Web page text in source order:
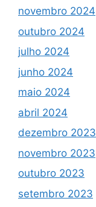
novembro 2024
outubro 2024
julho 2024
junho 2024
maio 2024
abril 2024
dezembro 2023
novembro 2023
outubro 2023
setembro 2023